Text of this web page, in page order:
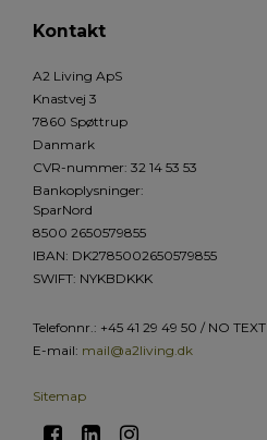
Kontakt
A2 Living ApS
Knastvej 3
7860 Spøttrup
Danmark
CVR-nummer: 32 14 53 53
Bankoplysninger:
SparNord
8500 2650579855
IBAN: DK2785002650579855
SWIFT: NYKBDKKK
Telefonnr.: +45 41 29 49 50 / NO TEXT
E-mail: mail@a2living.dk
Sitemap